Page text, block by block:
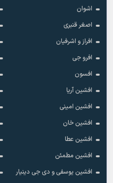
اشوان
اصغر قنبری
افراز و اشرفیان
افرو جی
افسون
افشین آریا
افشین امینی
افشین خان
افشین عطا
افشین مطمئن
افشین یوسفی و دی جی دینیار